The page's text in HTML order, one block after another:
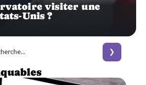
visiter une
Unis ?